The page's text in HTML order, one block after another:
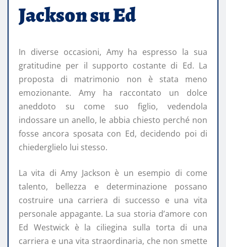
Jackson su Ed
In diverse occasioni, Amy ha espresso la sua
gratitudine per il supporto costante di Ed. La
proposta di matrimonio non è stata meno
emozionante. Amy ha raccontato un dolce
aneddoto su come suo figlio, vedendola
indossare un anello, le abbia chiesto perché non
fosse ancora sposata con Ed, decidendo poi di
chiederglielo lui stesso.
La vita di Amy Jackson è un esempio di come
talento, bellezza e determinazione possano
costruire una carriera di successo e una vita
personale appagante. La sua storia d’amore con
Ed Westwick è la ciliegina sulla torta di una
carriera e una vita straordinaria, che non smette